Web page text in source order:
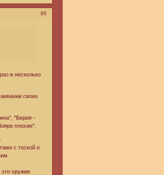
65
в несколько
своих
"Берия -
плохие".
с тоской о
оружие